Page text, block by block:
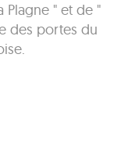
Plagne " et de "
des portes du